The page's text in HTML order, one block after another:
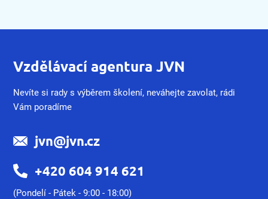
Vzdělávací agentura JVN
Nevíte si rady s výběrem školení, neváhejte zavolat, rádi
Vám poradíme
jvn@jvn.cz
+420 604 914 621
(Pondelí - Pátek - 9:00 - 18:00)